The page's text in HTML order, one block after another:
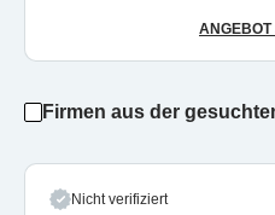
ANGEBOT
Firmen aus der
Nicht verifiziert